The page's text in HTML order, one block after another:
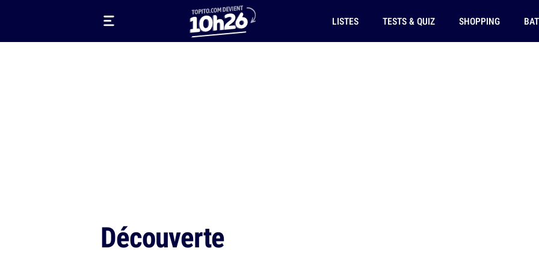
LISTES TESTS & QUIZ SHOPPING
Découverte